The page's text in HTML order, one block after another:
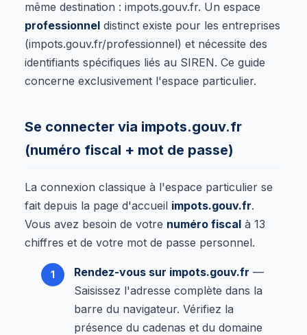
même destination : impots.gouv.fr. Un espace
professionnel distinct existe pour les entreprises
(impots.gouv.fr/professionnel) et nécessite des
identifiants spécifiques liés au SIREN. Ce guide
concerne exclusivement l'espace particulier.
Se connecter via impots.gouv.fr
(numéro fiscal + mot de passe)
La connexion classique à l'espace particulier se
fait depuis la page d'accueil impots.gouv.fr.
Vous avez besoin de votre numéro fiscal à 13
chiffres et de votre mot de passe personnel.
Rendez-vous sur impots.gouv.fr —
Saisissez l'adresse complète dans la
barre du navigateur. Vérifiez la
présence du cadenas et du domaine